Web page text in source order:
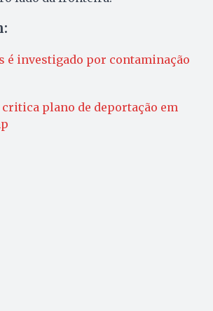
é investigado por contaminação
critica plano de deportação em